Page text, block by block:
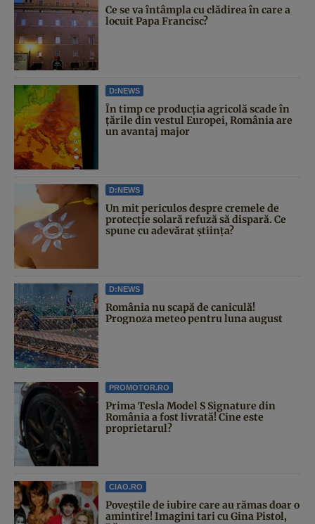
Ce se va întâmpla cu clădirea în care a
locuit Papa Francisc?
D:NEWS
În timp ce producția agricolă scade în
țările din vestul Europei, România are
un avantaj major
D:NEWS
Un mit periculos despre cremele de
protecție solară refuză să dispară. Ce
spune cu adevărat știința?
D:NEWS
România nu scapă de caniculă!
Prognoza meteo pentru luna august
PROMOTOR.RO
Prima Tesla Model S Signature din
România a fost livrată! Cine este
proprietarul?
CIAO.RO
Poveştile de iubire care au rămas doar o
amintire! Imagini tari cu Gina Pistol,